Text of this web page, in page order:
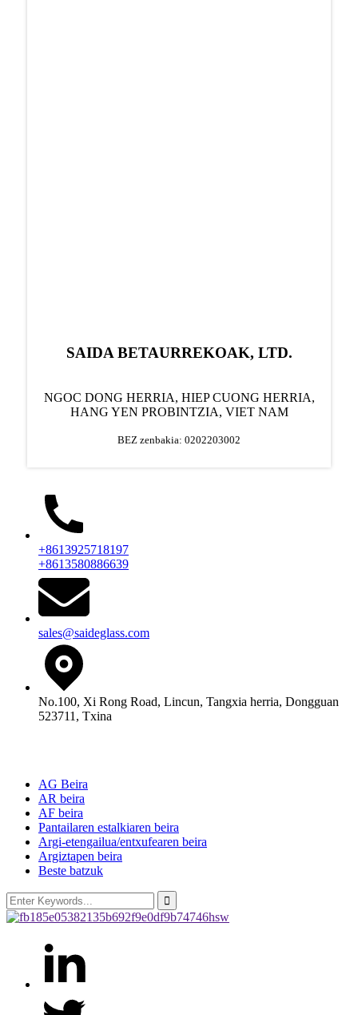
SAIDA BETAURREKOAK, LTD.
NGOC DONG HERRIA, HIEP CUONG HERRIA,
HANG YEN PROBINTZIA, VIET NAM
BEZ zenbakia: 0202203002
+8613925718197
+8613580886639
sales@saideglass.com
No.100, Xi Rong Road, Lincun, Tangxia herria, Dongguan
523711, Txina
AG Beira
AR beira
AF beira
Pantailaren estalkiaren beira
Argi-etengailua/entxufearen beira
Argiztapen beira
Beste batzuk